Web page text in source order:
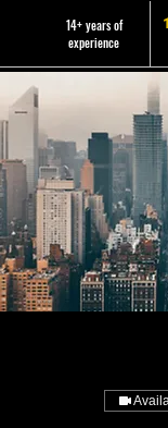
14+ years of
experience